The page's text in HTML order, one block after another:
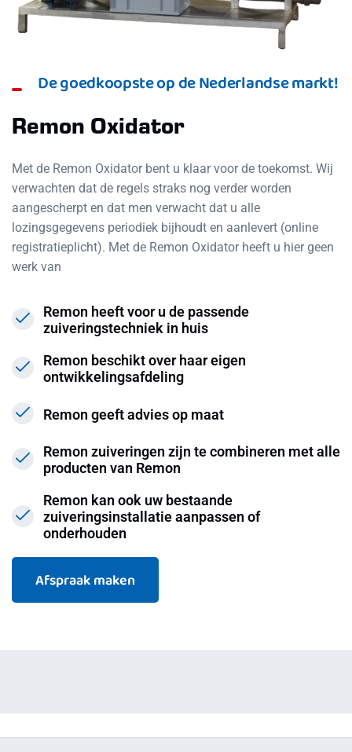
De goedkoopste op de Nederlandse markt!
Remon Oxidator
Met de Remon Oxidator bent u klaar voor de toekomst. Wij
verwachten dat de regels straks nog verder worden
aangescherpt en dat men verwacht dat u alle
lozingsgegevens periodiek bijhoudt en aanlevert (online
registratieplicht). Met de Remon Oxidator heeft u hier geen
werk van
Remon heeft voor u de passende
zuiveringstechniek in huis
Remon beschikt over haar eigen
ontwikkelingsafdeling
Remon geeft advies op maat
Remon zuiveringen zijn te combineren met alle
producten van Remon
Remon kan ook uw bestaande
zuiveringsinstallatie aanpassen of
onderhouden
Afspraak maken